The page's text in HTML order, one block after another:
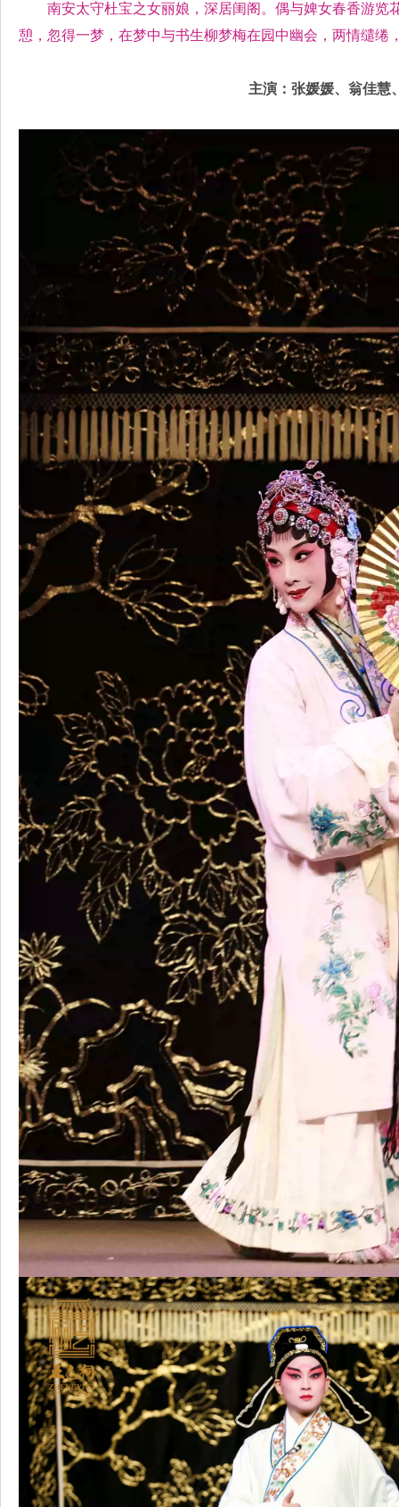
南安太守杜宝之女丽娘，深居闺阁。偶与婢女春香游览
憩，忽得一梦，在梦中与书生柳梦梅在园中幽会，两情缱绻
主演：张媛媛、翁佳慧